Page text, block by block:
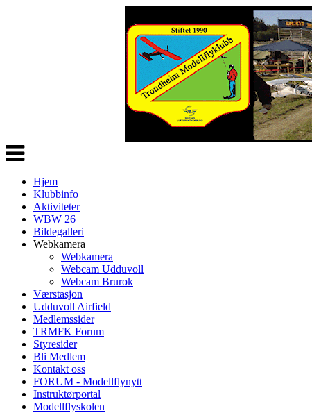
Veksle
navigasjon
Hjem
Klubbinfo
Aktiviteter
WBW 26
Bildegalleri
Webkamera
Webkamera
Webcam Udduvoll
Webcam Brurok
Værstasjon
Udduvoll Airfield
Medlemssider
TRMFK Forum
Styresider
Bli Medlem
Kontakt oss
FORUM - Modellflynytt
Instruktørportal
Modellflyskolen